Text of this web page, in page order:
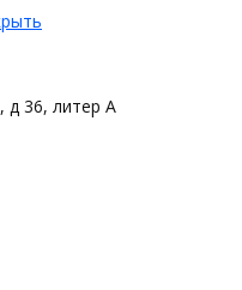
д 36, литер А